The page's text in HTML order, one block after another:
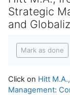
Strategic
and
Mark as done
Click on Hitt
Management: